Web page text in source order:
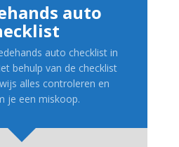
auto
auto checklist in
behulp van de checklist
alles controleren en
je een miskoop.